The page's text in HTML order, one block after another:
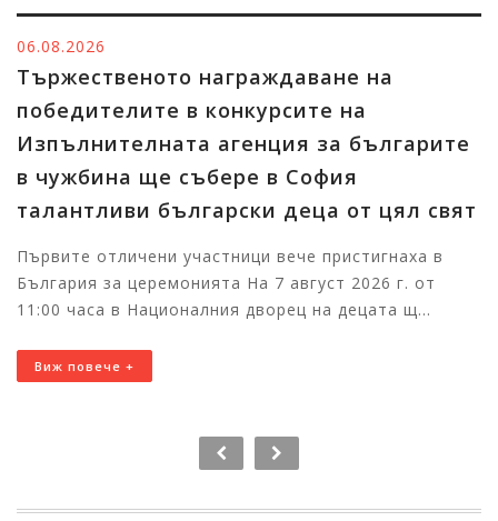
06.08.2026
Тържественото награждаване на
победителите в конкурсите на
Изпълнителната агенция за българите
в чужбина ще събере в София
талантливи български деца от цял свят
Първите отличени участници вече пристигнаха в
България за церемонията На 7 август 2026 г. от
11:00 часа в Националния дворец на децата щ...
Виж повече +